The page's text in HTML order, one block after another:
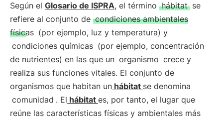
Según el Glosario de ISPRA, el término hábitat se
refiere al conjunto de condiciones ambientales
físicas (por ejemplo, luz y temperatura) y
condiciones químicas (por ejemplo, concentración
de nutrientes) en las que un organismo crece y
realiza sus funciones vitales. El conjunto de
organismos que habitan un hábitat se denomina
comunidad . El hábitat es, por tanto, el lugar que
reúne las características físicas y ambientales más